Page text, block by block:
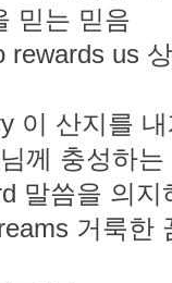
믿는 믿음
rewards us
이 산지를
께 충성하는
말씀을 의지
거룩한